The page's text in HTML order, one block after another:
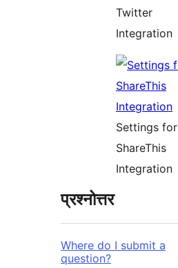
Twitter
Integration
Settings for
ShareThis
Integration
प्रश्नोत्तर
Where do I submit a
question?